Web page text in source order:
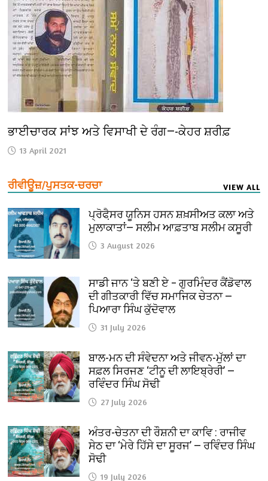
ਭਾਈਚਾਰਕ ਸਾਂਝ ਅਤੇ ਵਿਸਾਖੀ ਦੇ ਰੰਗ—-ਕੇਹਰ ਸ਼ਰੀਫ਼
13 April 2021
ਰੀਵੀਊਜ਼/ਪੁਸਤਕ-ਚਰਚਾ VIEW ALL
ਪ੍ਰੋਫੈ਼ਸਰ ਯੂਨਿਸ ਹਸਨ ਸ਼ਖ਼ਸੀਅਤ ਕਲਾ ਅਤੇ
ਮੁਲਾਕਾਤਾਂ— ਸਲੀਮ ਆਫ਼ਤਾਬ ਸਲੀਮ ਕਸੂਰੀ
3 August 2026
ਸਾਡੀ ਜਾਨ ‘ਤੇ ਬਣੀ ਏ – ਗੁਰਮਿੰਦਰ ਕੈਂਡੋਵਾਲ
ਦੀ ਗੀਤਕਾਰੀ ਵਿੱਚ ਸਮਾਜਿਕ ਚੇਤਨਾ —
ਪਿਆਰਾ ਸਿੰਘ ਕੁੱਦੋਵਾਲ
31 July 2026
ਬਾਲ-ਮਨ ਦੀ ਸੰਵੇਦਨਾ ਅਤੇ ਜੀਵਨ-ਮੁੱਲਾਂ ਦਾ
ਸਫ਼ਲ ਸਿਰਜਣ ‘ਟੀਨੂ ਦੀ ਲਾਇਬ੍ਰੇਰੀ’ —
ਰਵਿੰਦਰ ਸਿੰਘ ਸੋਢੀ
27 July 2026
ਅੰਤਰ-ਚੇਤਨਾ ਦੀ ਰੌਸ਼ਨੀ ਦਾ ਕਾਵਿ : ਰਾਜੀਵ
ਸੇਠ ਦਾ ‘ਮੇਰੇ ਹਿੱਸੇ ਦਾ ਸੂਰਜ’ — ਰਵਿੰਦਰ ਸਿੰਘ
ਸੋਢੀ
19 July 2026